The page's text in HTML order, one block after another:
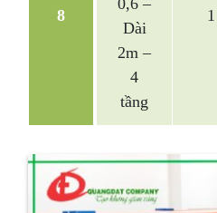
8
0,6 –
Dài
2m –
4
tầng
1